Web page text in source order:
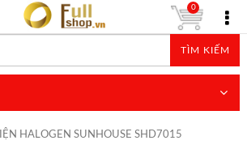
TÌM KIẾM
0
HALOGEN SUNHOUSE SHD7015